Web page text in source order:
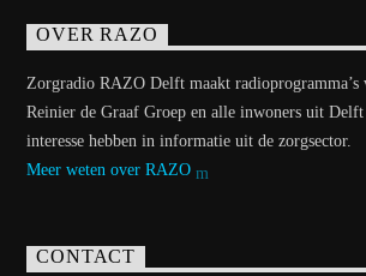
OVER RAZO
Zorgradio RAZO Delft maakt radioprogramma’s
Reinier de Graaf Groep en alle inwoners uit
interesse hebben in informatie uit de zorgsector.
Meer weten over RAZO
CONTACT